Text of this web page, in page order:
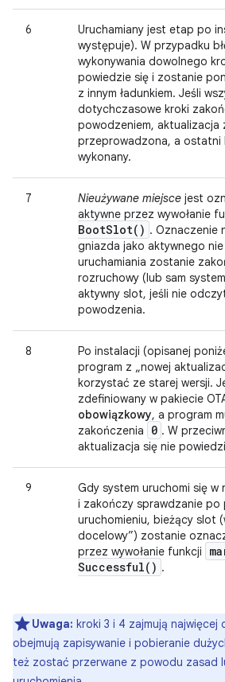
6
Uruchamiany jest etap po
występuje). W przypadku
wykonywania dowolnego
powiedzie się i zostanie
z innym ładunkiem. Jeśli
dotychczasowe kroki
powodzeniem, aktualizacja
przeprowadzona, a ostatni
wykonany.
7 Nieużywane miejsce jest
aktywne przez wywołanie
BootSlot( ) . Oznaczenie
gniazda jako aktywnego
uruchamiania zostanie
rozruchowy (lub sam
aktywny slot, jeśli nie
powodzenia.
8
Po instalacji (opisanej
program z „nowej
korzystać ze starej wersji.
zdefiniowany w pakiecie
obowiązkowy, a program
zakończenia
0 . W
aktualizacja się nie
9
Gdy system uruchomi się w
i zakończy sprawdzanie po
uruchomieniu, bieżący slot
docelowy”) zostanie
przez wywołanie funkcji
Successful( ) .
Uwaga: kroki 3 i 4 zajmują najwięcej
obejmują zapisywanie i pobieranie
też zostać przerwane z powodu zasad